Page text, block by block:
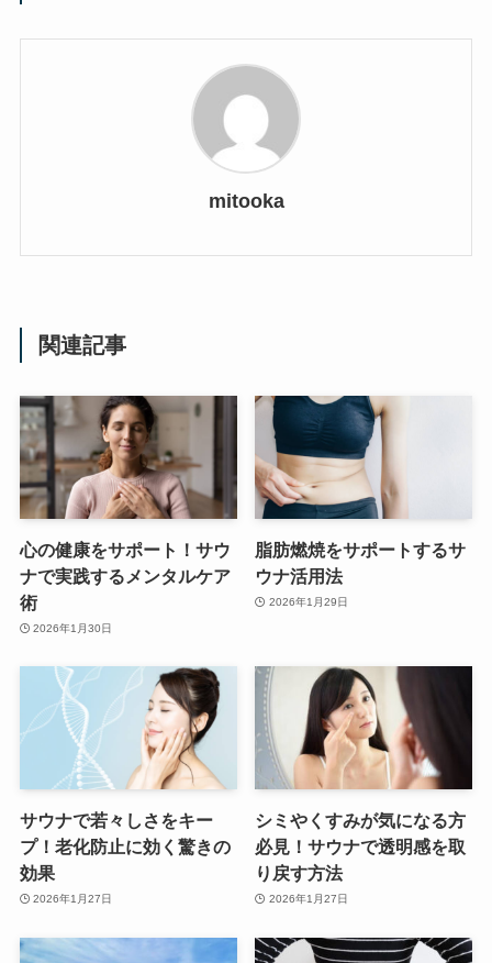
mitooka
関連記事
心の健康をサポート！サウ
ナで実践するメンタルケア
術
2026年1月30日
脂肪燃焼をサポートするサ
ウナ活用法
2026年1月29日
サウナで若々しさをキー
プ！老化防止に効く驚きの
効果
2026年1月27日
シミやくすみが気になる方
必見！サウナで透明感を取
り戻す方法
2026年1月27日